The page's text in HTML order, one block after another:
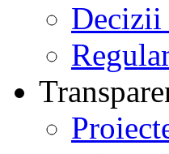
Decizii